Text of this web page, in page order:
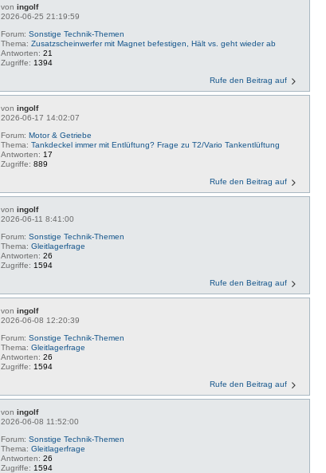
voningolf
2026-06-25 21:19:59
Forum:Sonstige Technik-Themen
Thema:Zusatzscheinwerfer mit Magnet befestigen, Hält vs. geht wieder ab
Antworten:21
Zugriffe: 1394
Rufe den Beitrag auf
voningolf
2026-06-17 14:02:07
Forum:Motor & Getriebe
Thema:Tankdeckel immer mit Entlüftung? Frage zu T2/Vario Tankentlüftung
Antworten: 17
Zugriffe:889
Rufe den Beitrag auf
voningolf
2026-06-11 8:41:00
Forum:Sonstige Technik-Themen
Thema:Gleitlagerfrage
Antworten:26
Zugriffe: 1594
Rufe den Beitrag auf
voningolf
2026-06-08 12:20:39
Forum:Sonstige Technik-Themen
Thema:Gleitlagerfrage
Antworten:26
Zugriffe: 1594
Rufe den Beitrag auf
voningolf
2026-06-08 11:52:00
Forum:Sonstige Technik-Themen
Thema:Gleitlagerfrage
Antworten:26
Zugriffe: 1594